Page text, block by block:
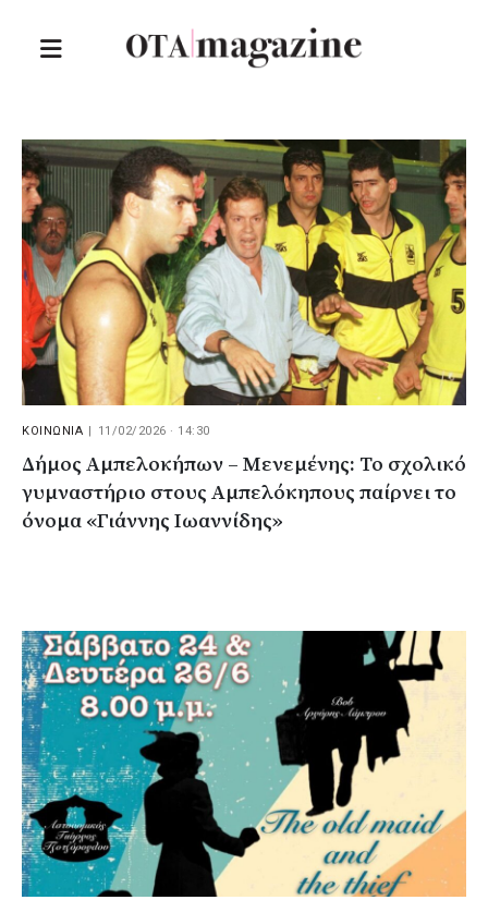
ΚΟΙΝΩΝΙΑ 11/02/2026 · 14:30
Δήμος Αμπελοκήπων – Μενεμένης: Το σχολικό
γυμναστήριο στους Αμπελόκηπους παίρνει το
όνομα «Γιάννης Ιωαννίδης»